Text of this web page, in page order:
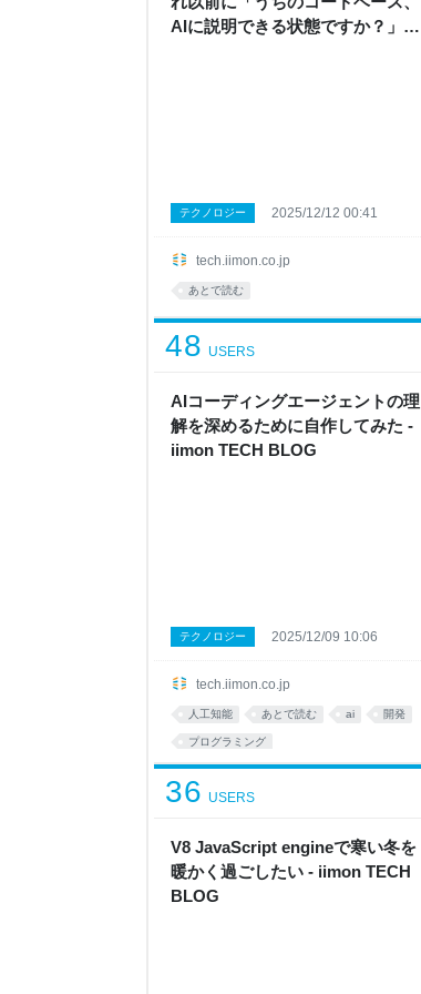
AIに説明できる状態ですか？」 -
tech.iimon.co.jp
テクノロジー 2025/12/12 00:41
あとで読む
AIコーディングエージェントの理
解を深めるために自作してみた -
iimon TECH BLOG
48 USERS
tech.iimon.co.jp
テクノロジー 2025/12/09 10:06
人工知能 あとで読む ai 開発
プログラミング
V8 JavaScript engineで寒い冬を
暖かく過ごしたい - iimon TECH
BLOG
36 USERS